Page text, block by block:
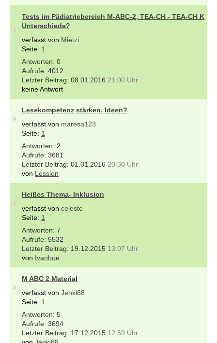
Tests im Pädiatriebereich M-ABC-2, TEA-CH - TEA-CH K
Unterschiede?
verfasst von Mietzi
Seite: 1
0
4012
08.01.2016 21:00 Uhr
keine Antwort
Lesekompetenz stärken, Ideen?
verfasst von maresa123
Seite: 1
2
3681
01.01.2016 20:30 Uhr
von Lessien
Heißes Thema- Inklusion
verfasst von celeste
Seite: 1
7
5532
19.12.2015 13:07 Uhr
von Ivanhoe
M ABC 2 Material
verfasst von Jenki88
Seite: 1
5
3694
17.12.2015 12:59 Uhr